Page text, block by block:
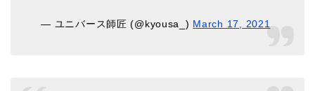
— ユニバース師匠 (@kyousa_) March 17, 2021